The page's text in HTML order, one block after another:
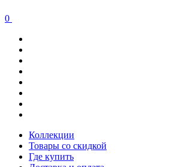
0
Коллекции
Товары со скидкой
Где купить